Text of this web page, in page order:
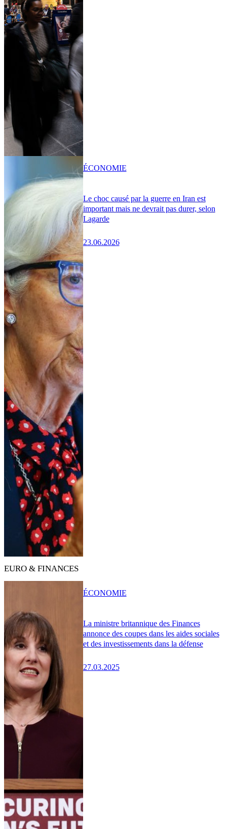
Le choc causé par la guerre en Iran est
important mais ne devrait pas durer, selon
Lagarde
23.06.2026
ÉCONOMIE
EURO & FINANCES
La ministre britannique des Finances
annonce des coupes dans les aides sociales
et des investissements dans la défense
27.03.2025
ÉCONOMIE